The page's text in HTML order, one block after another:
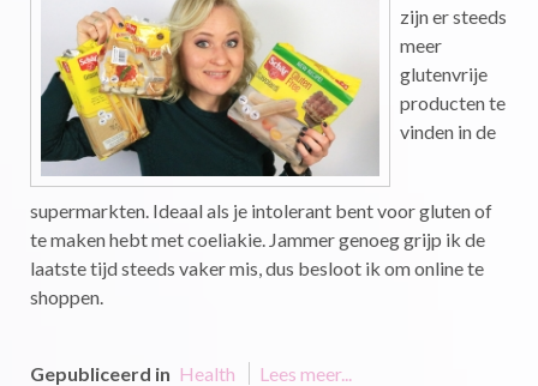
zijn er steeds
meer
glutenvrije
producten te
vinden in de
supermarkten. Ideaal als je intolerant bent voor gluten of
te maken hebt met coeliakie. Jammer genoeg grijp ik de
laatste tijd steeds vaker mis, dus besloot ik om online te
shoppen.
Gepubliceerd in Health Lees meer...